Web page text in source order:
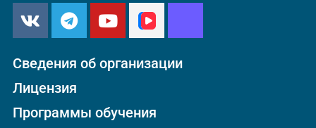
Сведения об организации
Лицензия
Программы обучения